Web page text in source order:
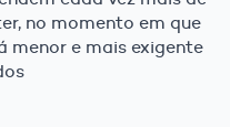
no momento em que
menor e mais exigente